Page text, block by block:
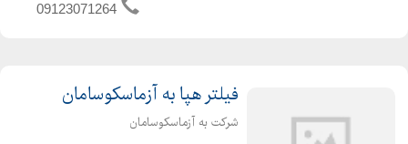
09123071264
فیلتر هپا به آزماسکوسامان
شرکت به آزماسکوسامان